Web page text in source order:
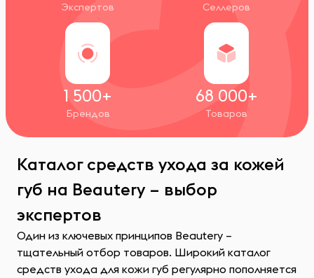
Экспертов Селлеров
1 500+
Брендов
68 000+
Товаров
Каталог средств ухода за кожей
губ на Beautery – выбор
экспертов
Один из ключевых принципов Beautery –
тщательный отбор товаров. Широкий каталог
средств ухода для кожи губ регулярно пополняется